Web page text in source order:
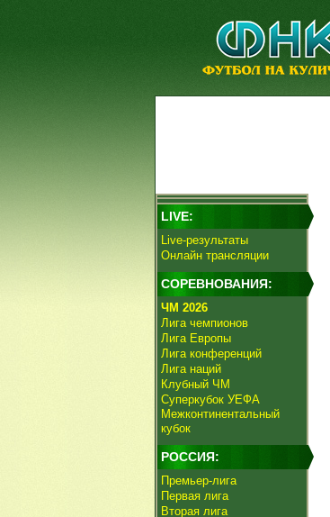
LIVE:
Live-результаты
Онлайн трансляции
СОРЕВНОВАНИЯ:
ЧМ 2026
Лига чемпионов
Лига Европы
Лига конференций
Лига наций
Клубный ЧМ
Суперкубок УЕФА
Межконтинентальный
кубок
РОССИЯ:
Премьер-лига
Первая лига
Вторая лига